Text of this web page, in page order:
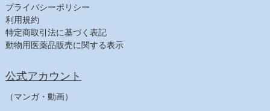
プライバシーポリシー
利用規約
特定商取引法に基づく表記
動物用医薬品販売に関する表示
公式アカウント
（マンガ・動画）